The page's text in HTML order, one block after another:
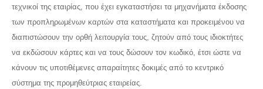
τεχνικοί της εταιρίας, που έχει εγκαταστήσει τα μηχανήματα έκδοσης
των προπληρωμένων καρτών στα καταστήματα και προκειμένου να
διαπιστώσουν την ορθή λειτουργία τους, ζητούν από τους ιδιοκτήτες
να εκδώσουν κάρτες και να τους δώσουν τον κωδικό, έτσι ώστε να
κάνουν τις υποτιθέμενες απαραίτητες δοκιμές από το κεντρικό
σύστημα της προμηθεύτριας εταιρείας.